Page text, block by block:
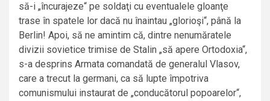
să-i „încurajeze“ pe soldaţi cu eventualele gloanţe
trase în spatele lor dacă nu înaintau „glorioşi“, până la
Berlin! Apoi, să ne amintim că, dintre nenumăratele
divizii sovietice trimise de Stalin „să apere Ortodoxia“,
s-a desprins Armata comandată de generalul Vlasov,
care a trecut la germani, ca să lupte împotriva
comunismului instaurat de „conducătorul popoarelor“,